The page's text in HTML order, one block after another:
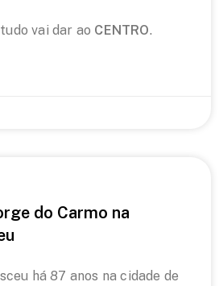
vai dar ao CENTRO.
do Carmo na
há 87 anos na cidade de